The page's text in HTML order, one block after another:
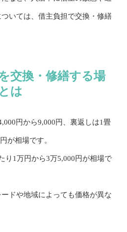
いては、借主負担で交換・修繕
交換・修繕する場
は
円から9,000円、裏返しは1畳
が相場です。
り1万円から3万5,000円が相場で
ドや地域によっても価格が異な